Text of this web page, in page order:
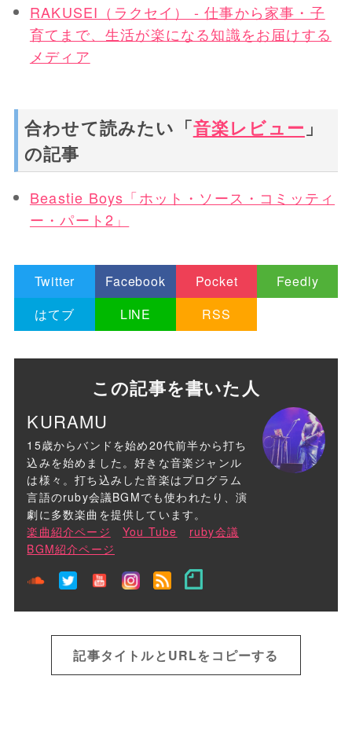
RAKUSEI（ラクセイ） - 仕事から家事・子
育てまで、生活が楽になる知識をお届けする
メディア
合わせて読みたい「音楽レビュー 」
の記事
Beastie Boys「ホット・ソース・コミッティ
ー・パート2」
Twitter Facebook Pocket
Feedly
はてブ
LINE RSS
この記事を書いた人
KURAMU
15歳からバンドを始め20代前半から打ち
込みを始めました。好きな音楽ジャンル
は様々。打ち込みした音楽はプログラム
言語のruby会議BGMでも使われたり、演
劇に多数楽曲を提供しています。
楽曲紹介ページ
You Tube
ruby会議
BGM紹介ページ
記事タイトルとURLをコピーする